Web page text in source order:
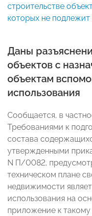
строительстве
которых не подлежит
Даны
объектов с
объектам
использования
Сообщается, в
Требованиями к
состава
утвержденными
N П/0082,
техническом плане
недвижимости
использования на
приложение к